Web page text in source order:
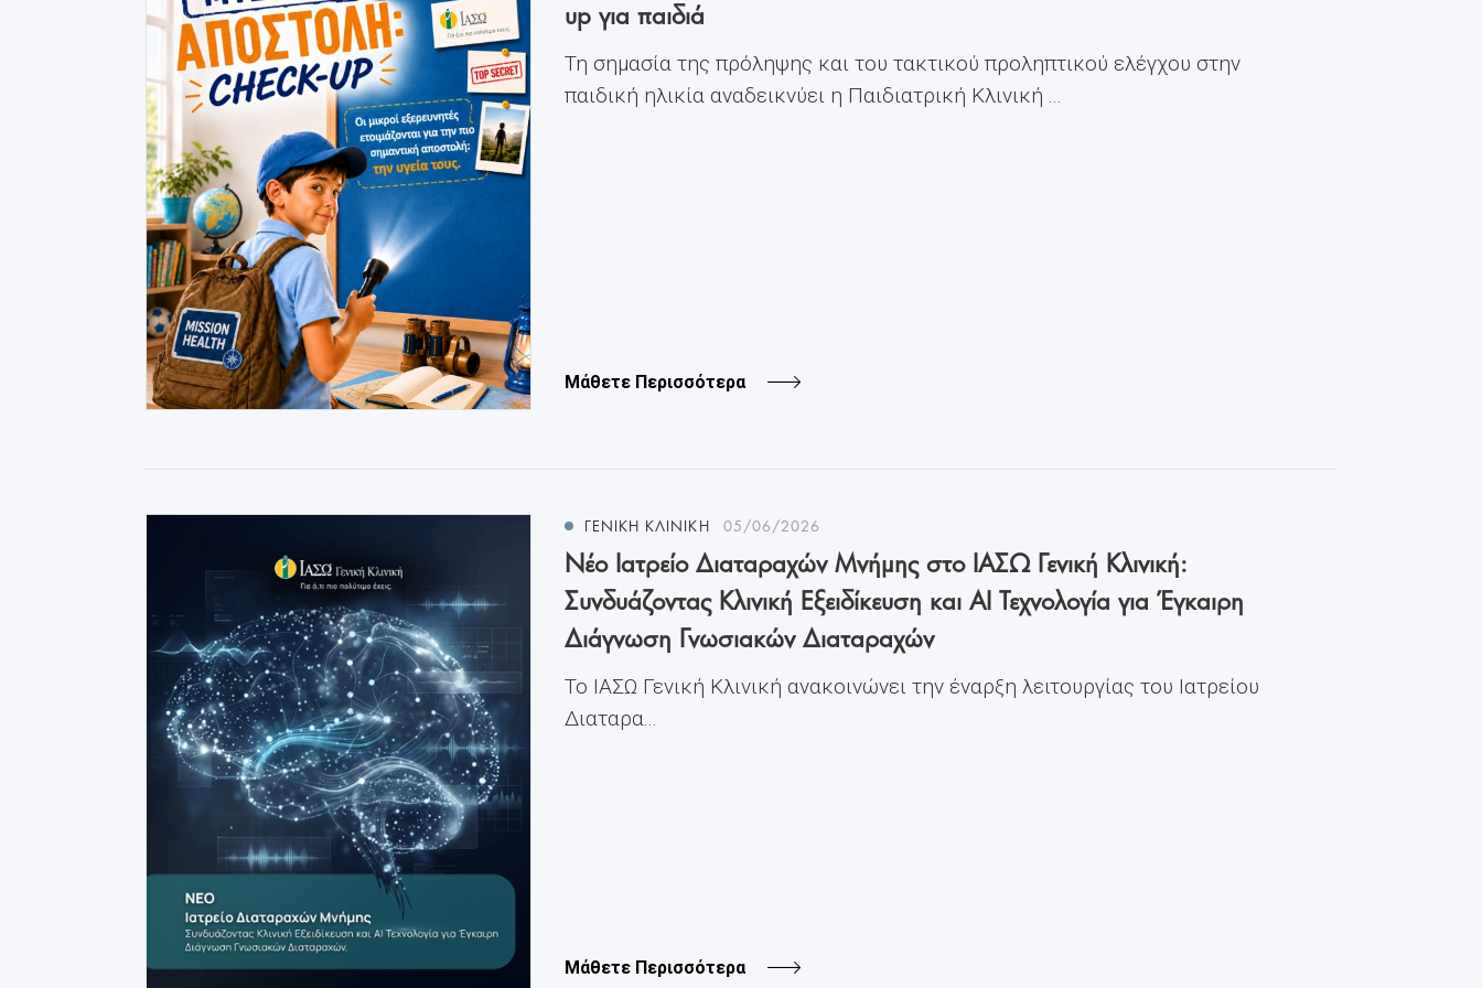
up για παιδιά
Τη σημασία της πρόληψης και του τακτικού προληπτικού ελέγχου στην
παιδική ηλικία αναδεικνύει η Παιδιατρική Κλινική ...
Μάθετε Περισσότερα
ΓΕΝΙΚΗ ΚΛΙΝΙΚΗ 05/06/2026
Νέο Ιατρείο Διαταραχών Μνήμης στο ΙΑΣΩ Γενική Κλινική:
Συνδυάζοντας Κλινική Εξειδίκευση και AI Τεχνολογία για Έγκαιρη
Διάγνωση Γνωσιακών Διαταραχών
Το ΙΑΣΩ Γενική Κλινική ανακοινώνει την έναρξη λειτουργίας του Ιατρείου
Διαταρα...
Μάθετε Περισσότερα